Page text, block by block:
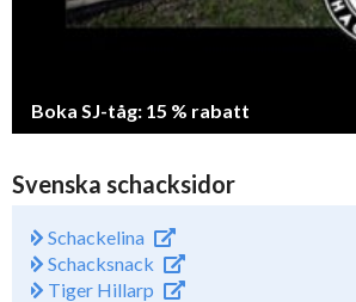
Boka SJ-tåg: 15 % rabatt
Svenska schacksidor
Schackelina
Schacksnack
Tiger Hillarp